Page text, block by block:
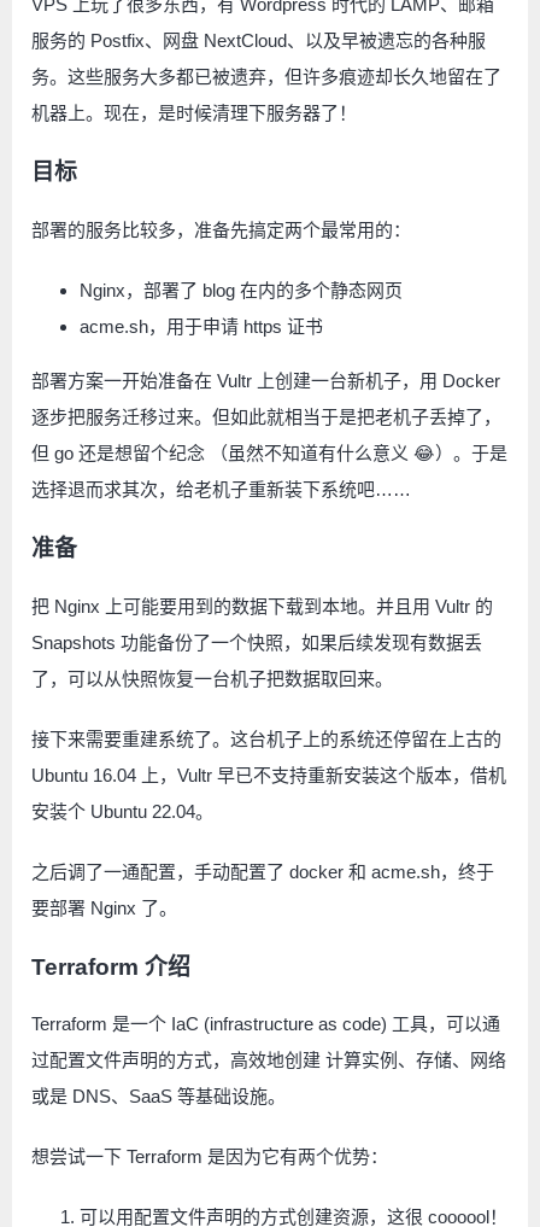
VPS 上玩了很多东西，有 Wordpress 时代的 LAMP、邮箱
服务的 Postfix、网盘 NextCloud、以及早被遗忘的各种服
务。这些服务大多都已被遗弃，但许多痕迹却长久地留在了
机器上。现在，是时候清理下服务器了！
目标
部署的服务比较多，准备先搞定两个最常用的：
Nginx，部署了 blog 在内的多个静态网页
acme.sh，用于申请 https 证书
部署方案一开始准备在 Vultr 上创建一台新机子，用 Docker
逐步把服务迁移过来。但如此就相当于是把老机子丢掉了，
但 go 还是想留个纪念 （虽然不知道有什么意义 😂）。于是
选择退而求其次，给老机子重新装下系统吧……
准备
把 Nginx 上可能要用到的数据下载到本地。并且用 Vultr 的
Snapshots 功能备份了一个快照，如果后续发现有数据丢
了，可以从快照恢复一台机子把数据取回来。
接下来需要重建系统了。这台机子上的系统还停留在上古的
Ubuntu 16.04 上，Vultr 早已不支持重新安装这个版本，借机
安装个 Ubuntu 22.04。
之后调了一通配置，手动配置了 docker 和 acme.sh，终于
要部署 Nginx 了。
Terraform 介绍
Terraform 是一个 IaC (infrastructure as code) 工具，可以通
过配置文件声明的方式，高效地创建 计算实例、存储、网络
或是 DNS、SaaS 等基础设施。
想尝试一下 Terraform 是因为它有两个优势：
可以用配置文件声明的方式创建资源，这很 coooool！